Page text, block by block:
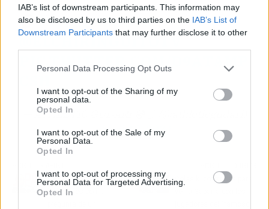
IAB’s list of downstream participants. This information may
also be disclosed by us to third parties on the IAB’s List of
Downstream Participants that may further disclose it to other
Personal Data Processing Opt Outs
I want to opt-out of the Sharing of my
personal data.
Opted In
I want to opt-out of the Sale of my
Personal Data.
Opted In
I want to opt-out of processing my
Personal Data for Targeted Advertising.
Opted In
📹@EVELASCOJR,
@ELCHIRINGUITOTV
PIC.TWITTER.COM/D9ATAMP
— ATHLETIC GUDARI 🔴⚪ (@athleticgudari)
April 10, 2024
Lewis Hamilton pierde
los nervios con la
Colas kilométricas para